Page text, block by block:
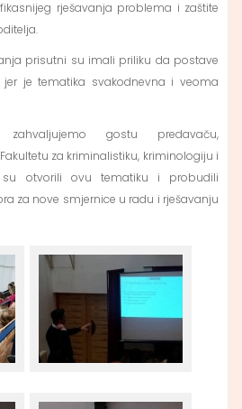
rješavanja problema i zaštite
prisutni su imali priliku da postave
je tematika svakodnevna i veoma
gostu predavaču,
za kriminalistiku, kriminologiju i
su otvorili ovu tematiku i probudili
za nove smjernice u radu i rješavanju